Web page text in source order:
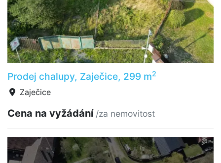
Prodej chalupy, Zaječice, 299 m2
Zaječice
Cena na vyžádání /za nemovitost